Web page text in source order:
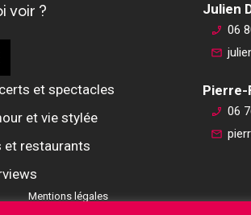
voir ?
et spectacles
et vie stylée
et restaurants
Julien
06
Pierre-
06
Mentions légales